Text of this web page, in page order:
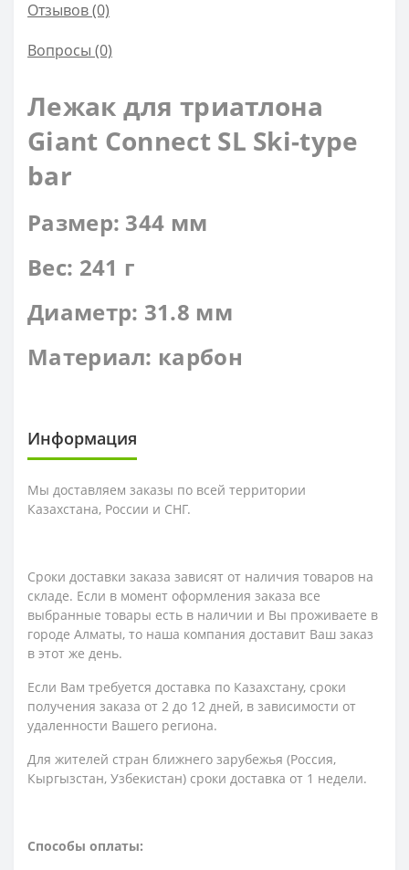
Отзывов (0)
Вопросы (0)
Лежак для триатлона
Giant Connect SL Ski-type
bar
Размер: 344 мм
Вес: 241 г
Диаметр: 31.8 мм
Материал: карбон
Информация
Мы доставляем заказы по всей территории
Казахстана, России и СНГ.
Сроки доставки заказа зависят от наличия товаров на
складе. Если в момент оформления заказа все
выбранные товары есть в наличии и Вы проживаете в
городе Алматы, то наша компания доставит Ваш заказ
в этот же день.
Если Вам требуется доставка по Казахстану, сроки
получения заказа от 2 до 12 дней, в зависимости от
удаленности Вашего региона.
Для жителей стран ближнего зарубежья (Россия,
Кыргызстан, Узбекистан) сроки доставка от 1 недели.
Способы оплаты: